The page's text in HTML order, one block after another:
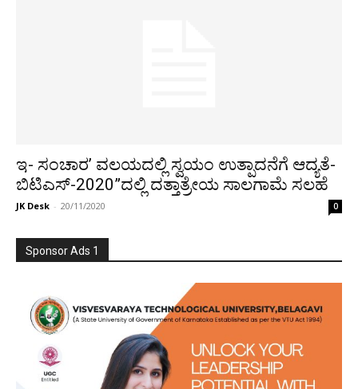
ಇ- ಸಂಚಾರ’ ವಲಯದಲ್ಲಿ ಸ್ವಯಂ ಉತ್ಪಾದನೆಗೆ ಆದ್ಯತೆ-
ಬಿಟಿಎಸ್-2020”ದಲ್ಲಿ ದತ್ತಾತ್ರೇಯ ಸಾಲಗಾಮೆ ಸಲಹೆ
JK Desk - 20/11/2020 0
Sponsor Ads 1